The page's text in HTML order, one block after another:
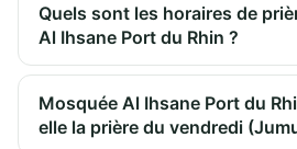
Quels sont les horaires de
Al Ihsane Port du Rhin ?
Mosquée Al Ihsane Port du
elle la prière du vendredi